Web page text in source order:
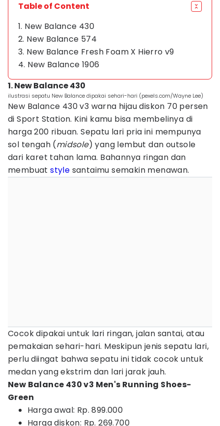
Table of Content
1. New Balance 430
2. New Balance 574
3. New Balance Fresh Foam X Hierro v9
4. New Balance 1906
1. New Balance 430
ilustrasi sepatu New Balance dipakai sehari-hari (pexels.com/Wayne Lee)
New Balance 430 v3 warna hijau diskon 70 persen
di Sport Station. Kini kamu bisa membelinya di
harga 200 ribuan. Sepatu lari pria ini mempunya
sol tengah (midsole) yang lembut dan outsole
dari karet tahan lama. Bahannya ringan dan
membuatstyle santaimu semakin menawan.
Cocok dipakai untuk lari ringan, jalan santai, atau
pemakaian sehari-hari. Meskipun jenis sepatu lari,
perlu diingat bahwa sepatu ini tidak cocok untuk
medan yang ekstrim dan lari jarak jauh.
New Balance 430 v3 Men's Running Shoes-
Green
Harga awal: Rp. 899.000
Harga diskon: Rp. 269.700